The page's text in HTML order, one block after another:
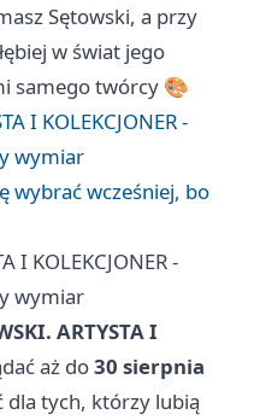
Sętowski, a przy
w świat jego
samego twórcy 🎨
I KOLEKCJONER -
wymiar
wybrać wcześniej, bo
I KOLEKCJONER -
wymiar
ARTYSTA I
aż do30 sierpnia
dla tych, którzy lubią